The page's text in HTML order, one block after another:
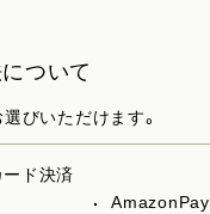
ついて
びいただけます。
ド決済
AmazonPay